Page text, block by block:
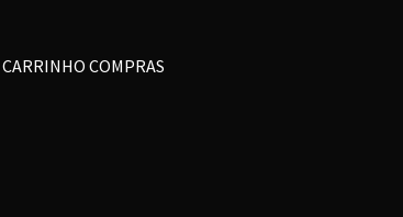
CARRINHO COMPRAS